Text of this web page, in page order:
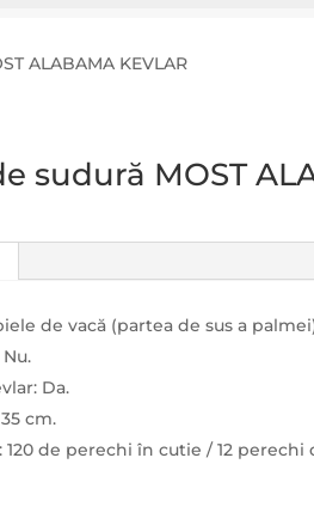
ALABAMA KEVLAR
sudură MOST
de vacă (partea de sus a
Da.
cm.
120 de perechi în cutie / 12 perechi